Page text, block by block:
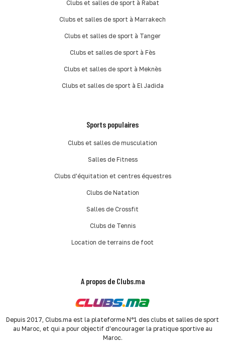
Clubs et salles de sport à Rabat
Clubs et salles de sport à Marrakech
Clubs et salles de sport à Tanger
Clubs et salles de sport à Fès
Clubs et salles de sport à Meknès
Clubs et salles de sport à El Jadida
Sports populaires
Clubs et salles de musculation
Salles de Fitness
Clubs d'équitation et centres équestres
Clubs de Natation
Salles de Crossfit
Clubs de Tennis
Location de terrains de foot
A propos de Clubs.ma
Depuis 2017, Clubs.ma est la plateforme N°1 des clubs et salles de sport
au Maroc, et qui a pour objectif d'encourager la pratique sportive au
Maroc.